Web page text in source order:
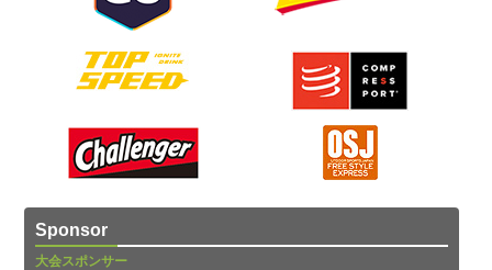
Sponsor
大会スポンサー